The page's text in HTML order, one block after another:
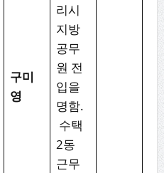
구미
영
리시
지방
공무
원 전
입을
명함.
수택
2동
근무